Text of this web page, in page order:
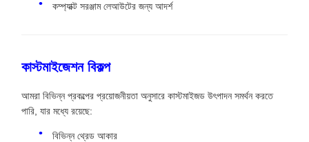
কম্প্যাক্ট সরঞ্জাম লেআউটের জন্য আদর্শ
কাস্টমাইজেশন বিকল্প
আমরা বিভিন্ন প্রকল্পের প্রয়োজনীয়তা অনুসারে কাস্টমাইজড উৎপাদন সমর্থন করতে
পারি, যার মধ্যে রয়েছে:
বিভিন্ন থ্রেড আকার